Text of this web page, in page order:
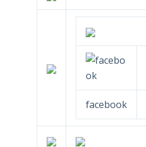
facebook